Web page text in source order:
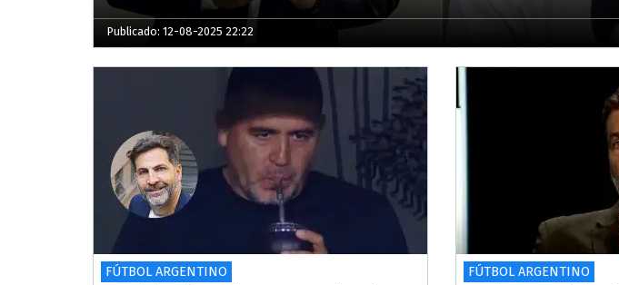
Publicado: 12-08-2025 22:22
FÚTBOL ARGENTINO FÚTBOL ARGENTINO